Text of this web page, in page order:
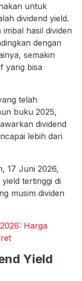
untuk
dividend yield.
hasil dividen
dengan
semakin
yang bisa
telah
buku 2025,
dividend
lebih dari
17 Juni 2026,
tertinggi di
musim dividen
Harga
Yield